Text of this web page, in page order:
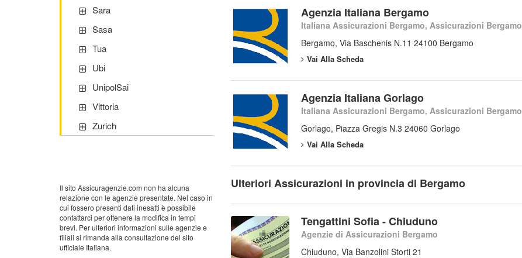
Agenzia Italiana Bergamo
Italiana Assicurazioni Bergamo, Assicurazioni Bergamo
Bergamo, Via Baschenis N.11 24100 Bergamo
Vai Alla Scheda
Agenzia Italiana Gorlago
Italiana Assicurazioni Bergamo, Assicurazioni Bergamo
Gorlago, Piazza Gregis N.3 24060 Gorlago
Vai Alla Scheda
Ulteriori Assicurazioni in provincia di Bergamo
Tengattini Sofia - Chiuduno
Agenzie di Assicurazioni Bergamo
Chiuduno, Via Banzolini Storti 21
Sara
Sasa
Tua
Ubi
UnipolSai
Vittoria
Zurich
Il sito Assicuragenzie.com non ha alcuna
relazione con le agenzie presentate. Nel caso in
cui fossero presenti dati inesatti è possibile
contattarci per ottenere la modifica in tempi
brevi. Per ulteriori informazioni sulle agenzie e
filiali si rimanda alla consultazione del sito
ufficiale Italiana.